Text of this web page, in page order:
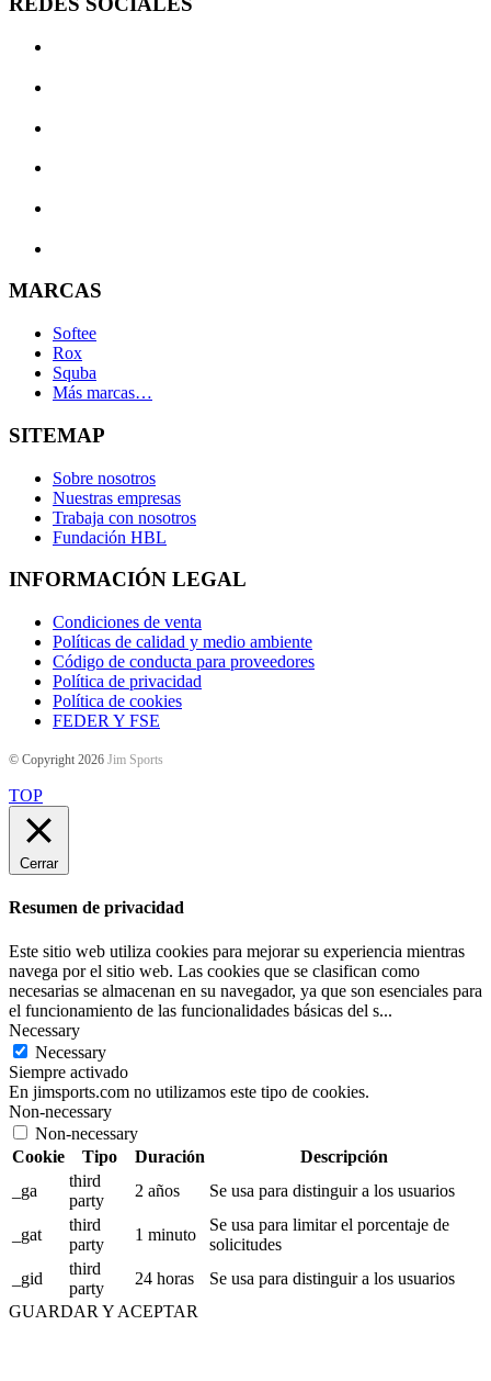
MARCAS
Softee
Rox
Squba
Más marcas…
SITEMAP
Sobre nosotros
Nuestras empresas
Trabaja con nosotros
Fundación HBL
INFORMACIÓN LEGAL
Condiciones de venta
Políticas de calidad y medio ambiente
Código de conducta para proveedores
Política de privacidad
Política de cookies
FEDER Y FSE
© Copyright 2026 Jim Sports
TOP
Cerrar
Resumen de privacidad
Este sitio web utiliza cookies para mejorar su experiencia mientras
navega por el sitio web. Las cookies que se clasifican como
necesarias se almacenan en su navegador, ya que son esenciales para
el funcionamiento de las funcionalidades básicas del s...
Necessary
Necessary
Siempre activado
En jimsports.com no utilizamos este tipo de cookies.
Non-necessary
Non-necessary
Cookie
Tipo Duración
Descripción
_ga
third
party
2 años Se usa para distinguir a los usuarios
_gat
third
party
1 minuto
Se usa para limitar el porcentaje de
solicitudes
_gid
third
party
24 horas
Se usa para distinguir a los usuarios
GUARDAR Y ACEPTAR